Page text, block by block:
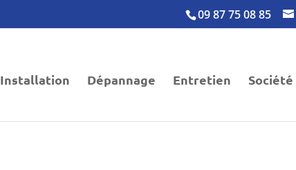
09 87 75 08 85
Installation Dépannage Entretien Société